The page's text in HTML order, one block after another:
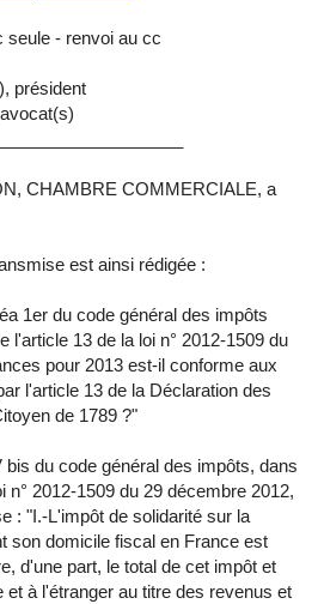
seule - renvoi au cc
président
CHAMBRE COMMERCIALE, a
est ainsi rédigée :
1er du code général des impôts
l'article 13 de la loi n° 2012-1509 du
pour 2013 est-il conforme aux
l'article 13 de la Déclaration des
de 1789 ?"
du code général des impôts, dans
n° 2012-1509 du 29 décembre 2012,
: "I.-L'impôt de solidarité sur la
son domicile fiscal en France est
d'une part, le total de cet impôt et
à l'étranger au titre des revenus et